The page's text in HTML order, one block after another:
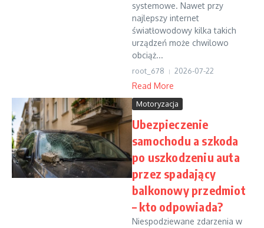
systemowe. Nawet przy
najlepszy internet
światłowodowy kilka takich
urządzeń może chwilowo
obciąż...
root_678 2026-07-22
Read More
Motoryzacja
Ubezpieczenie
samochodu a szkoda
po uszkodzeniu auta
przez spadający
balkonowy przedmiot
– kto odpowiada?
Niespodziewane zdarzenia w